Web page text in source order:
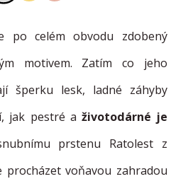
po celém obvodu zdobený
motivem. Zatím co jeho
šperku lesk, ladné záhyby
jak pestré a životodárné je
prstenu Ratolest z
procházet voňavou zahradou